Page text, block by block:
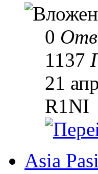
0
1137
21
R1NI
Asia